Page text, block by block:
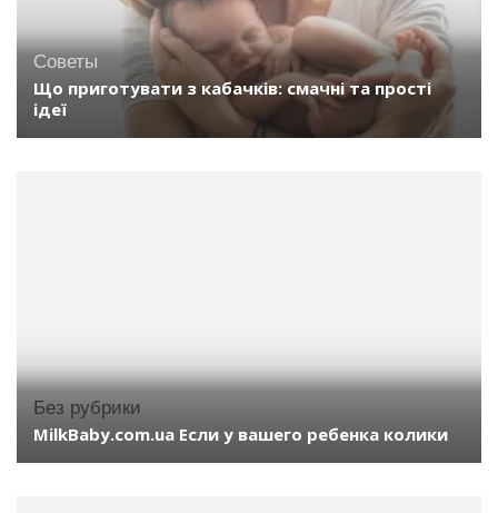
Советы
Що приготувати з кабачків: смачні та прості
ідеї
Без рубрики
MilkBaby.com.ua Если у вашего ребенка колики